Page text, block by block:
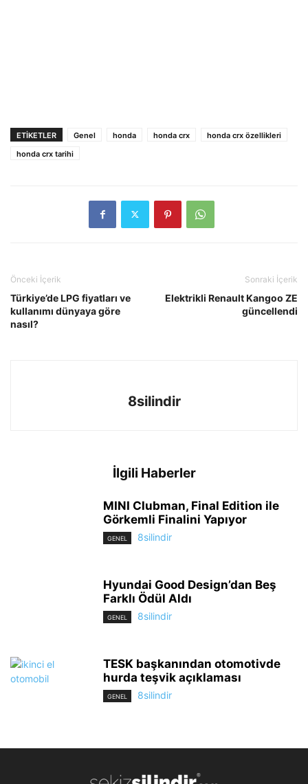
ETIKETLER Genel honda honda crx
honda crx özellikleri
honda crx tarihi
Önceki İçerik
Türkiye’de LPG fiyatları ve
kullanımı dünyaya göre
nasıl?
Sonraki İçerik
Elektrikli Renault Kangoo ZE
güncellendi
8silindir
İlgili Haberler
MINI Clubman, Final Edition ile
Görkemli Finalini Yapıyor
GENEL 8silindir
Hyundai Good Design’dan Beş
Farklı Ödül Aldı
GENEL 8silindir
TESK başkanından otomotivde
hurda teşvik açıklaması
GENEL 8silindir